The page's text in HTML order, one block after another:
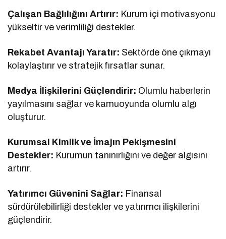
Çalışan Bağlılığını Artırır: Kurum içi motivasyonu
yükseltir ve verimliliği destekler.
Rekabet Avantajı Yaratır: Sektörde öne çıkmayı
kolaylaştırır ve stratejik fırsatlar sunar.
Medya İlişkilerini Güçlendirir: Olumlu haberlerin
yayılmasını sağlar ve kamuoyunda olumlu algı
oluşturur.
Kurumsal Kimlik ve İmajın Pekişmesini
Destekler: Kurumun tanınırlığını ve değer algısını
artırır.
Yatırımcı Güvenini Sağlar: Finansal
sürdürülebilirliği destekler ve yatırımcı ilişkilerini
güçlendirir.